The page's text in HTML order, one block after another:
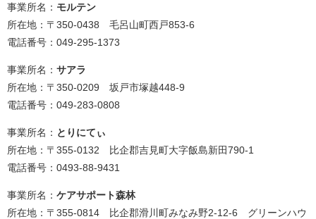
事業所名： モルテン
所在地：〒350-0438 毛呂山町西戸853-6
電話番号：049-295-1373
事業所名： サアラ
所在地：〒350-0209 坂戸市塚越448-9
電話番号：049-283-0808
事業所名： とりにてぃ
所在地：〒355-0132 比企郡吉見町大字飯島新田790-1
電話番号：0493-88-9431
事業所名： ケアサポート森林
所在地：〒355-0814 比企郡滑川町みなみ野2-12-6 グリーンハウ